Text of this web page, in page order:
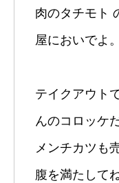
肉のタチモト
屋においでよ。
テイクアウト
んのコロッケ
メンチカツも
腹を満たして